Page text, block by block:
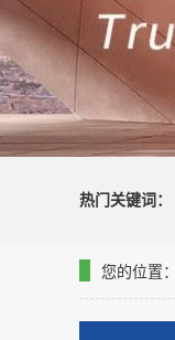
热门关键词：
您的位置：